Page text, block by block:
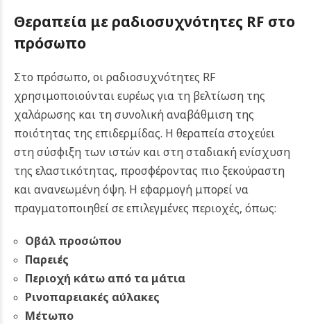
Θεραπεία με ραδιοσυχνότητες RF στο
πρόσωπο
Στο πρόσωπο, οι ραδιοσυχνότητες RF
χρησιμοποιούνται ευρέως για τη βελτίωση της
χαλάρωσης και τη συνολική αναβάθμιση της
ποιότητας της επιδερμίδας. Η θεραπεία στοχεύει
στη σύσφιξη των ιστών και στη σταδιακή ενίσχυση
της ελαστικότητας, προσφέροντας πιο ξεκούραστη
και ανανεωμένη όψη. Η εφαρμογή μπορεί να
πραγματοποιηθεί σε επιλεγμένες περιοχές, όπως:
Οβάλ προσώπου
Παρειές
Περιοχή κάτω από τα μάτια
Ρινοπαρειακές αύλακες
Μέτωπο